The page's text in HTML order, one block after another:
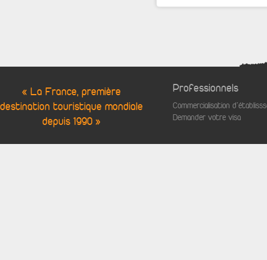
« La France, première
destination touristique mondiale
depuis 1990 »
Professionnels
Commercialisation
Demander votre visa